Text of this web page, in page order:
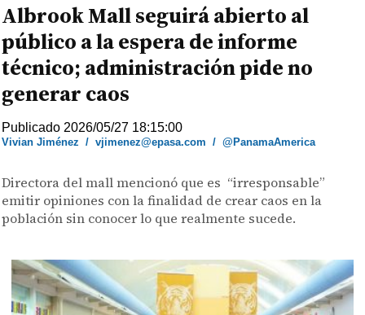
Albrook Mall seguirá abierto al
público a la espera de informe
técnico; administración pide no
generar caos
Publicado 2026/05/27 18:15:00
Vivian Jiménez /vjimenez@epasa.com /@PanamaAmerica
Directora del mall mencionó que es “irresponsable”
emitir opiniones con la finalidad de crear caos en la
población sin conocer lo que realmente sucede.